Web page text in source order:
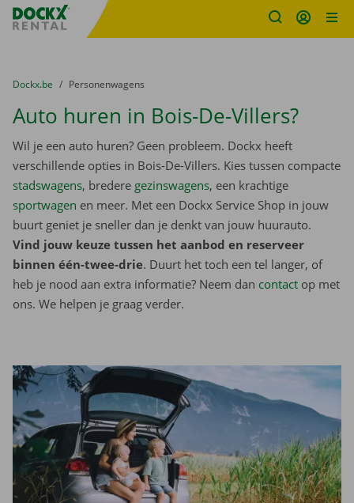
Fratello DEMO
U bevindt zich hier:
van
Dockx.be naar
Personenwagens
Auto huren in Bois-De-Villers?
Wil je een auto huren? Geen probleem. Dockx heeft
verschillende opties in Bois-De-Villers. Kies tussen compacte
stadswagens, bredere gezinswagens, een krachtige
sportwagen en meer. Met een Dockx Service Shop in jouw
buurt geniet je sneller dan je denkt van jouw huurauto.
Vind jouw keuze tussen het aanbod en reserveer
binnen één-twee-drie. Duurt het toch een tel langer, of
heb je nood aan extra informatie? Neem dan contact op met
ons. We helpen je graag verder.